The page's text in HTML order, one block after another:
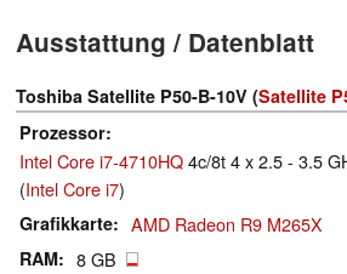
Ausstattung / Datenblatt
Toshiba Satellite P50-B-10V (Satellite
Prozessor
Intel Core i7-4710HQ4c/8t 4 x 2.5 - 3.5
(Intel Core i7)
Grafikkarte AMD Radeon R9 M265X
RAM 8 GB